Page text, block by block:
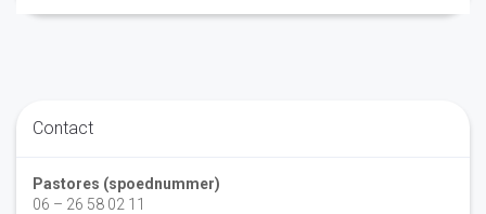
Contact
Pastores (spoednummer)
06 – 26 58 02 11